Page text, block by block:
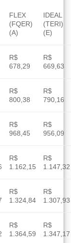
FLEX
(FQER)
(A)
IDEAL
(TERI)
(E)
R$
678,29
R$
669,63
R$
800,38
R$
790,16
R$
968,45
R$
956,09
R$
1.162,15
R$
1.147,32
R$
1.324,84
R$
1.307,93
R$
1.364,59
R$
1.347,17